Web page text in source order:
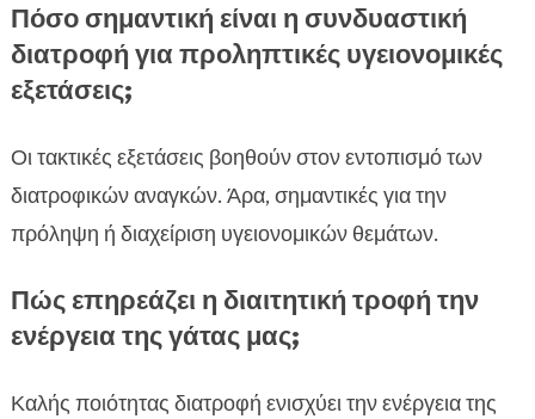
Πόσο σημαντική είναι η συνδυαστική
διατροφή για προληπτικές υγειονομικές
εξετάσεις;
Οι τακτικές εξετάσεις βοηθούν στον εντοπισμό των
διατροφικών αναγκών. Άρα, σημαντικές για την
πρόληψη ή διαχείριση υγειονομικών θεμάτων.
Πώς επηρεάζει η διαιτητική τροφή την
ενέργεια της γάτας μας;
Καλής ποιότητας διατροφή ενισχύει την ενέργεια της